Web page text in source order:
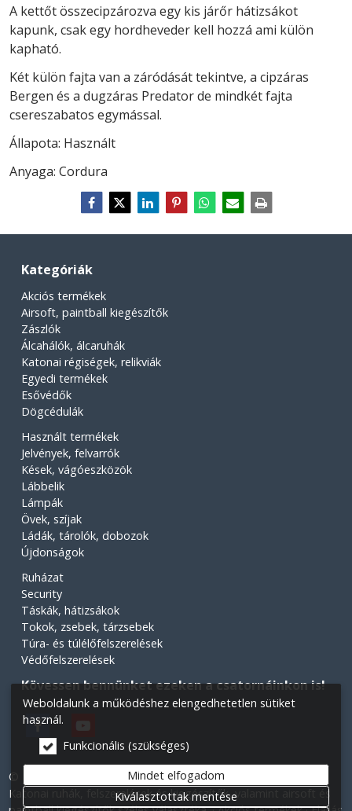
A kettőt összecipzározva egy kis járőr hátizsákot
kapunk, csak egy hordheveder kell hozzá ami külön
kapható.
Két külön fajta van a záródását tekintve, a cipzáras
Bergen és a dugzáras Predator de mindkét fajta
csereszabatos egymással.
Állapota: Használt
Anyaga: Cordura
Kategóriák
Akciós termékek
Airsoft, paintball kiegészítők
Zászlók
Álcahálók, álcaruhák
Katonai régiségek, relikviák
Egyedi termékek
Esővédők
Dögcédulák
Használt termékek
Jelvények, felvarrók
Kések, vágóeszközök
Lábbelik
Lámpák
Övek, szíjak
Ládák, tárolók, dobozok
Újdonságok
Ruházat
Security
Táskák, hátizsákok
Tokok, zsebek, tárzsebek
Túra- és túlélőfelszerelések
Védőfelszerelések
Kövessen bennünket ezeken a csatornáinkon is!
© 2026 Minden jog fenntartva! Légiós Military webáruház.
Katonai ruhák, felszerelések és kiegészítők, valamint airsoft és
Weboldalunk a működéshez elengedhetetlen sütiket
használ.
Funkcionális (szükséges)
Mindet elfogadom
Kiválasztottak mentése